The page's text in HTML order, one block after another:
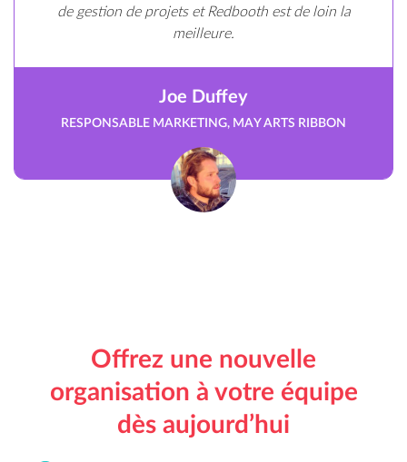
de gestion de projets et Redbooth est de loin la
meilleure.
Joe Duffey
RESPONSABLE MARKETING, MAY ARTS RIBBON
Offrez une nouvelle
organisation à votre équipe
dès aujourd’hui